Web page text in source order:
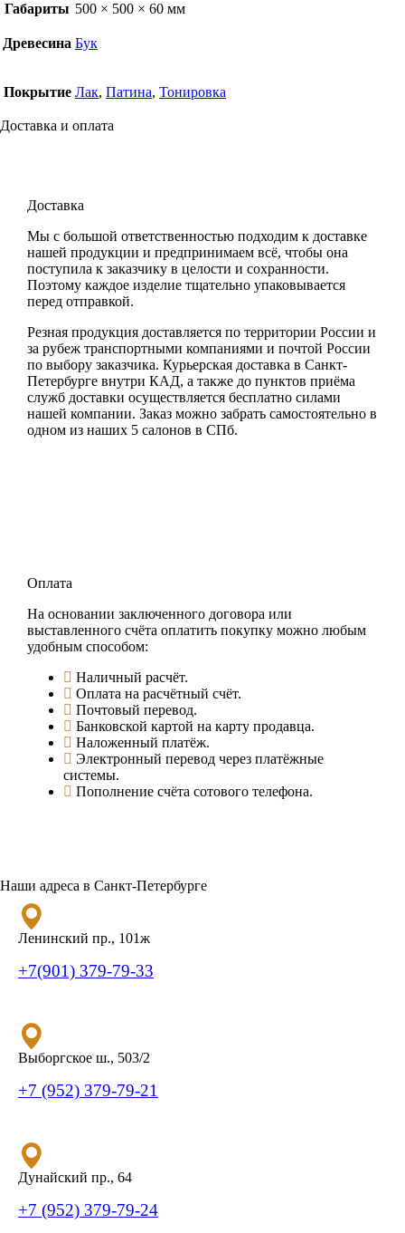
Габариты 500 × 500 × 60 мм
Древесина Бук
Покрытие Лак, Патина, Тонировка
Доставка и оплата
Доставка
Мы с большой ответственностью подходим к доставке
нашей продукции и предпринимаем всё, чтобы она
поступила к заказчику в целости и сохранности.
Поэтому каждое изделие тщательно упаковывается
перед отправкой.
Резная продукция доставляется по территории России и
за рубеж транспортными компаниями и почтой России
по выбору заказчика. Курьерская доставка в Санкт-
Петербурге внутри КАД, а также до пунктов приёма
служб доставки осуществляется бесплатно силами
нашей компании. Заказ можно забрать самостоятельно в
одном из наших 5 салонов в СПб.
Оплата
На основании заключенного договора или
выставленного счёта оплатить покупку можно любым
удобным способом:
Наличный расчёт.
Оплата на расчётный счёт.
Почтовый перевод.
Банковской картой на карту продавца.
Наложенный платёж.
Электронный перевод через платёжные
системы.
Пополнение счёта сотового телефона.
Наши адреса в Санкт-Петербурге
Ленинский пр., 101ж
+7(901) 379-79-33
Выборгское ш., 503/2
+7 (952) 379-79-21
Дунайский пр., 64
+7 (952) 379-79-24